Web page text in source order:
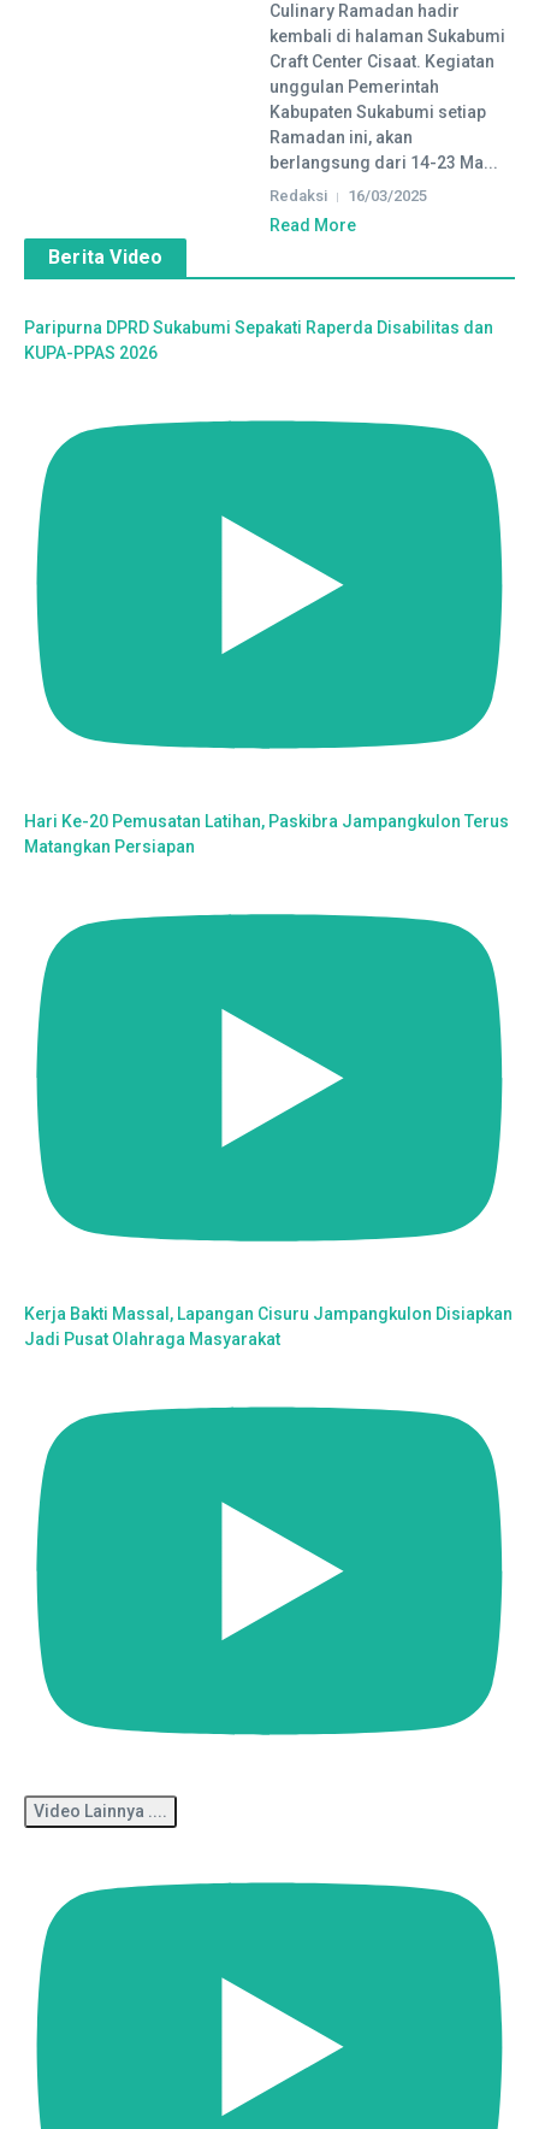
Culinary Ramadan hadir
kembali di halaman Sukabumi
Craft Center Cisaat. Kegiatan
unggulan Pemerintah
Kabupaten Sukabumi setiap
Ramadan ini, akan
berlangsung dari 14-23 Ma...
Redaksi 16/03/2025
Read More
Berita Video
Paripurna DPRD Sukabumi Sepakati Raperda Disabilitas dan
KUPA-PPAS 2026
Hari Ke-20 Pemusatan Latihan, Paskibra Jampangkulon Terus
Matangkan Persiapan
Kerja Bakti Massal, Lapangan Cisuru Jampangkulon Disiapkan
Jadi Pusat Olahraga Masyarakat
Video Lainnya ....